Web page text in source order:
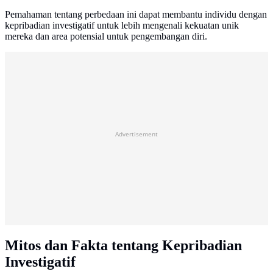
Pemahaman tentang perbedaan ini dapat membantu individu dengan
kepribadian investigatif untuk lebih mengenali kekuatan unik
mereka dan area potensial untuk pengembangan diri.
Advertisement
Mitos dan Fakta tentang Kepribadian
Investigatif